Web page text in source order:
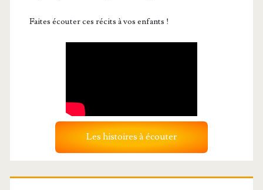
Faites écouter ces récits à vos enfants !
Les histoires à écouter